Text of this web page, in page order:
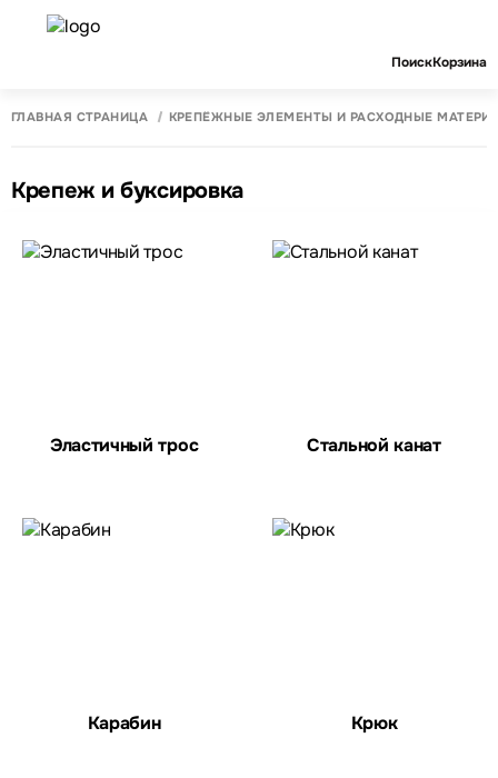
ПоискКорзина
ГЛАВНАЯ СТРАНИЦА КРЕПЁЖНЫЕ ЭЛЕМЕНТЫ И РАСХОДНЫЕ
Крепеж и буксировка
Эластичный трос Стальной канат
Карабин Крюк